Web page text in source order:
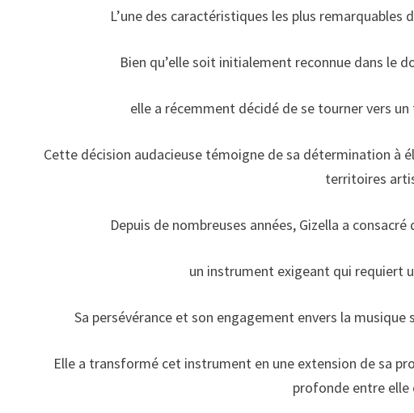
L’une des caractéristiques les plus remarquables
Bien qu’elle soit initialement reconnue dans le
elle a récemment décidé de se tourner vers
Cette décision audacieuse témoigne de sa détermination à
territoires
Depuis de nombreuses années, Gizella a
un instrument exigeant qui requiert
Sa persévérance et son engagement envers la
Elle a transformé cet instrument en une extension de sa
profonde entre elle